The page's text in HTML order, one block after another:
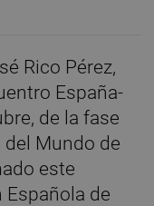
Rico Pérez,
España-
de la fase
Mundo de
este
Española de